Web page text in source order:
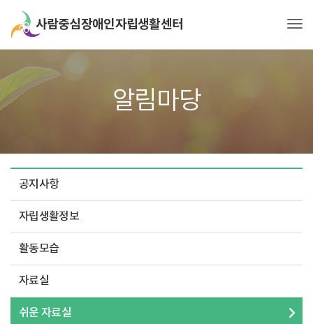
알림마당
공지사항
자립생활정보
활동모습
자료실
쉬운 자료실